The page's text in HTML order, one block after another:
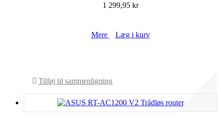
1 299,95 kr
Mere Læg i kurv
Tilføj til sammenligning